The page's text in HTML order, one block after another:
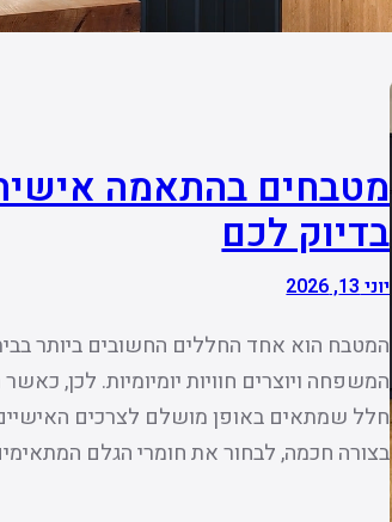
מטבחים בהתאמה
בדיוק לכם
יוני 13, 2026
המטבח הוא אחד החללים החשובים ביותר
המשפחה ויוצרים חוויות יומיומיות. לכן,
חלל שמתאים באופן מושלם לצרכים
בצורה חכמה, לבחור את חומרי הגלם